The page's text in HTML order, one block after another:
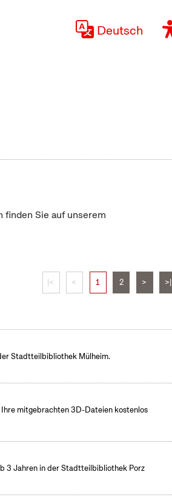
Deutsch
Sie auf unserem
|< < 1 2 > >|
Stadtteilbibliothek Mülheim.
mitgebrachten 3D-Dateien kostenlos
3 Jahren in der Stadtteilbibliothek Porz